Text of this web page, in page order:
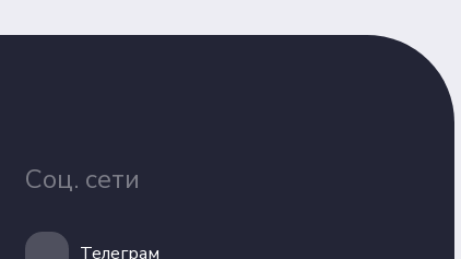
Соц. сети
Телеграм
ВКонтакте